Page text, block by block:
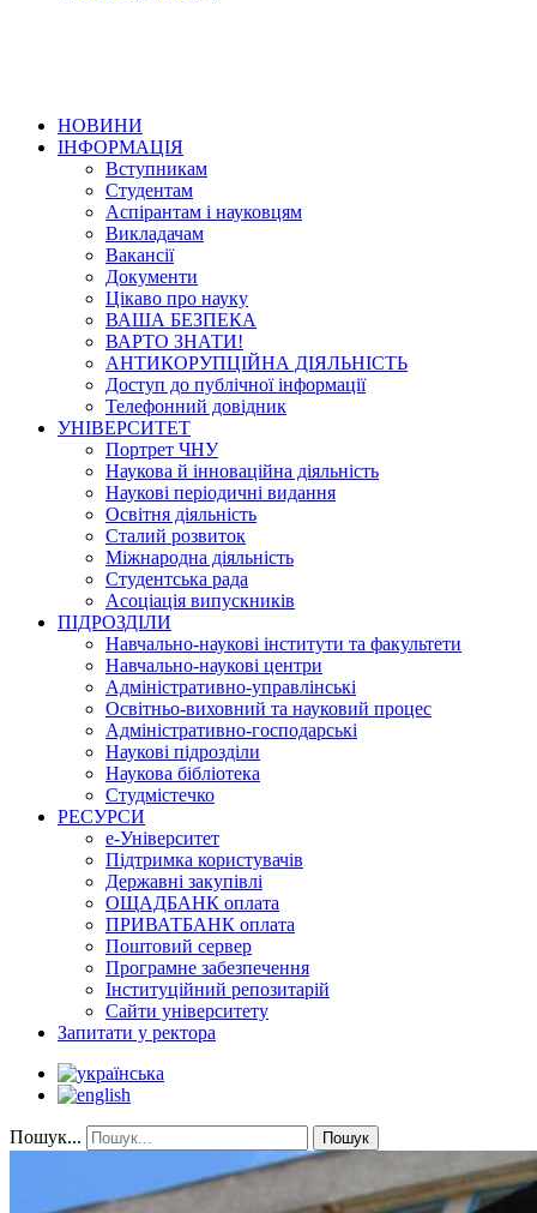
НОВИНИ
ІНФОРМАЦІЯ
Вступникам
Студентам
Аспірантам і науковцям
Викладачам
Вакансії
Документи
Цікаво про науку
ВАША БЕЗПЕКА
ВАРТО ЗНАТИ!
АНТИКОРУПЦІЙНА ДІЯЛЬНІСТЬ
Доступ до публічної інформації
Телефонний довідник
УНІВЕРСИТЕТ
Портрет ЧНУ
Наукова й інноваційна діяльність
Наукові періодичні видання
Освітня діяльність
Сталий розвиток
Міжнародна діяльність
Студентська рада
Асоціація випускників
ПІДРОЗДІЛИ
Навчально-наукові інститути та факультети
Навчально-наукові центри
Адміністративно-управлінські
Освітньо-виховний та науковий процес
Адміністративно-господарські
Наукові підрозділи
Наукова бібліотека
Студмістечко
РЕСУРСИ
е-Університет
Підтримка користувачів
Державні закупівлі
ОЩАДБАНК оплата
ПРИВАТБАНК оплата
Поштовий сервер
Програмне забезпечення
Інституційний репозитарій
Сайти університету
Запитати у ректора
Пошук... Пошук